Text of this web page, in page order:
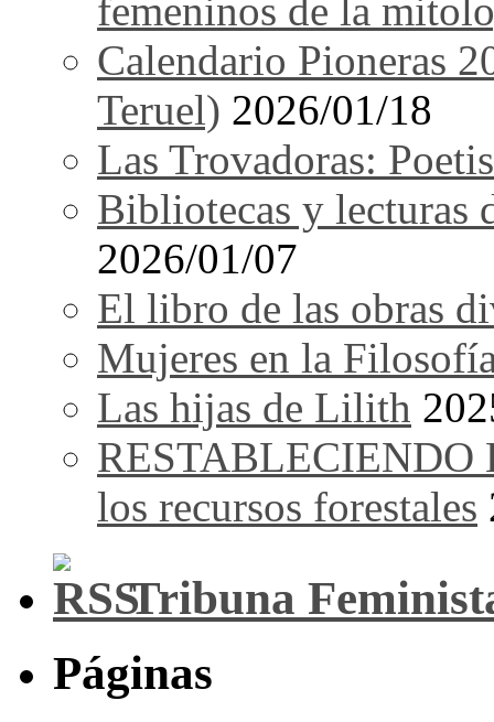
femeninos de la
Calendario Pioneras
Teruel) 2026/01/18
Las Trovadoras:
Bibliotecas y lecturas
2026/01/07
El libro de las obras
Mujeres en la
Las hijas de Lilith
RESTABLECIENDO
los recursos forestales
Tribuna
Páginas